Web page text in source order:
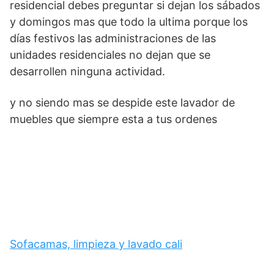
residencial debes preguntar si dejan los sábados
y domingos mas que todo la ultima porque los
días festivos las administraciones de las
unidades residenciales no dejan que se
desarrollen ninguna actividad.
y no siendo mas se despide este lavador de
muebles que siempre esta a tus ordenes
Sofacamas, limpieza y lavado cali